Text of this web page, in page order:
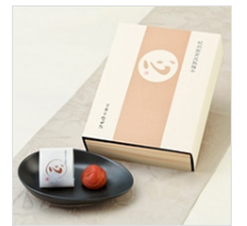
ご利用ガイド
ギフトサービス
について